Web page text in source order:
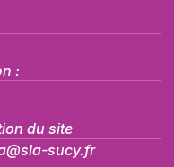
:
du site
sucy.fr